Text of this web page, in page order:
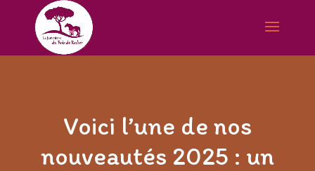
Voici l’une de nos
nouveautés 2025 : un